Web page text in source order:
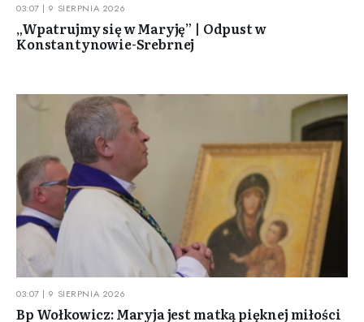
03:07 | 9 SIERPNIA 2026
„Wpatrujmy się w Maryję” | Odpust w
Konstantynowie-Srebrnej
03:07 | 9 SIERPNIA 2026
Bp Wołkowicz: Maryja jest matką pięknej miłości